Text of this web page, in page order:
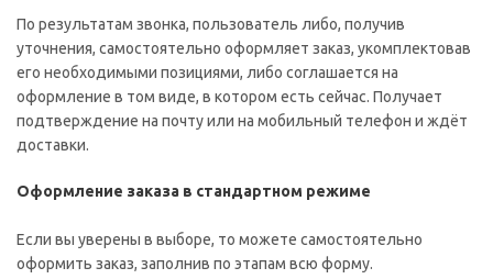
По результатам звонка, пользователь либо, получив
уточнения, самостоятельно оформляет заказ, укомплектовав
его необходимыми позициями, либо соглашается на
оформление в том виде, в котором есть сейчас. Получает
подтверждение на почту или на мобильный телефон и ждёт
доставки.
Оформление заказа в стандартном режиме
Если вы уверены в выборе, то можете самостоятельно
оформить заказ, заполнив по этапам всю форму.